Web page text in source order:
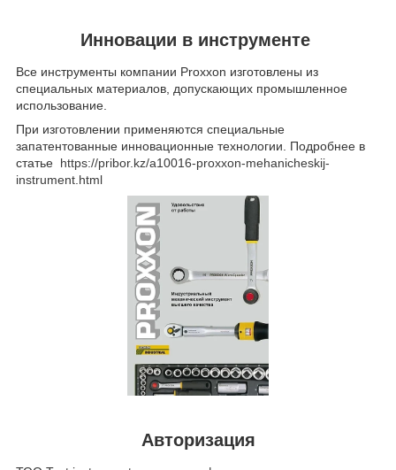
Инновации в инструменте
Все инструменты компании Proxxon изготовлены из
специальных материалов, допускающих промышленное
использование.
При изготовлении применяются специальные
запатентованные инновационные технологии. Подробнее в
статье https://pribor.kz/a10016-proxxon-mehanicheskij-
instrument.html
Авторизация